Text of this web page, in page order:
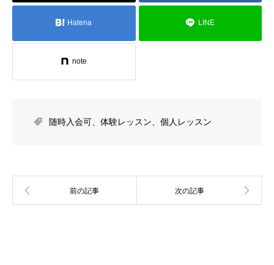
Hatena LINE
note
随時入会可 体験レッスン 個人レッスン